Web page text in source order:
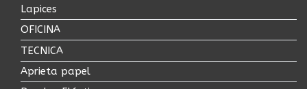
Lapices
OFICINA
TECNICA
Aprieta papel